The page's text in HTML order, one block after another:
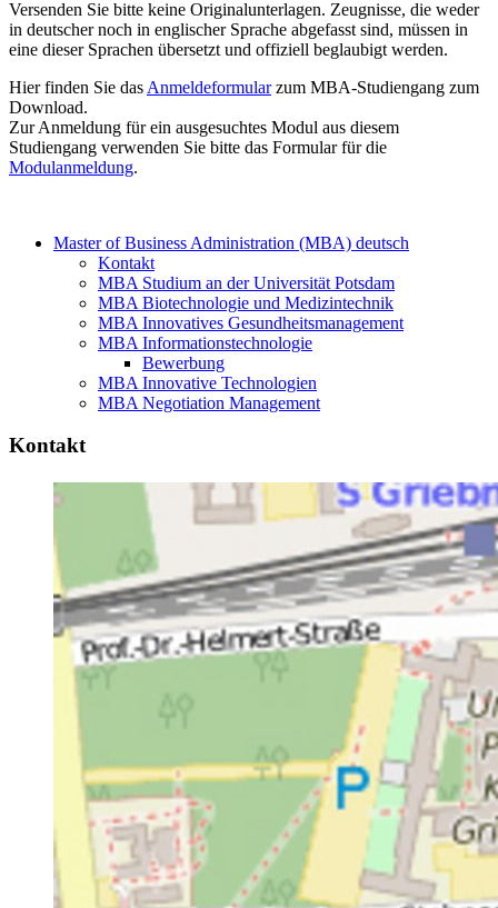
Versenden Sie bitte keine Originalunterlagen. Zeugnisse, die weder
in deutscher noch in englischer Sprache abgefasst sind, müssen in
eine dieser Sprachen übersetzt und offiziell beglaubigt werden.
Hier finden Sie das Anmeldeformularzum MBA-Studiengang zum
Download.
Zur Anmeldung für ein ausgesuchtes Modul aus diesem
Studiengang verwenden Sie bitte das Formular für die
Modulanmeldung.
Master of Business Administration (MBA) deutsch
Kontakt
MBA Studium an der Universität Potsdam
MBA Biotechnologie und Medizintechnik
MBA Innovatives Gesundheitsmanagement
MBA Informationstechnologie
Bewerbung
MBA Innovative Technologien
MBA Negotiation Management
Kontakt